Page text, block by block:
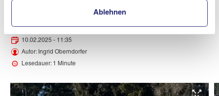
Ablehnen
10.02.2025 - 11:35
Autor: Ingrid Oberndorfer
Lesedauer: 1 Minute